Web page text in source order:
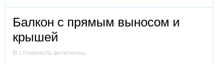
Балкон с прямым выносом и
крышей
В стоимость включены: